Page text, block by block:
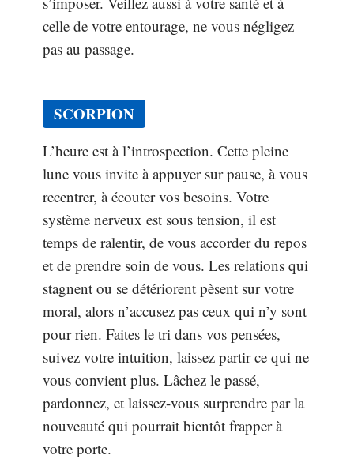
celle de votre entourage, ne vous négligez
pas au passage.
SCORPION
L’heure est à l’introspection. Cette pleine
lune vous invite à appuyer sur pause, à vous
recentrer, à écouter vos besoins. Votre
système nerveux est sous tension, il est
temps de ralentir, de vous accorder du repos
et de prendre soin de vous. Les relations qui
stagnent ou se détériorent pèsent sur votre
moral, alors n’accusez pas ceux qui n’y sont
pour rien. Faites le tri dans vos pensées,
suivez votre intuition, laissez partir ce qui ne
vous convient plus. Lâchez le passé,
pardonnez, et laissez-vous surprendre par la
nouveauté qui pourrait bientôt frapper à
votre porte.